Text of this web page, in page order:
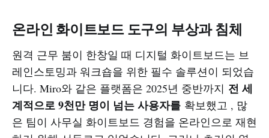
온라인 화이트보드 도구의 부상과 침체
원격 근무 붐이 한창일 때 디지털 화이트보드는 브
레인스토밍과 워크숍을 위한 필수 솔루션이 되었습
니다. Miro와 같은 플랫폼은 2025년 중반까지 전 세
계적으로 9천만 명이 넘는 사용자를 확보했고 , 많
은 팀이 사무실 화이트보드 경험을 온라인으로 재현